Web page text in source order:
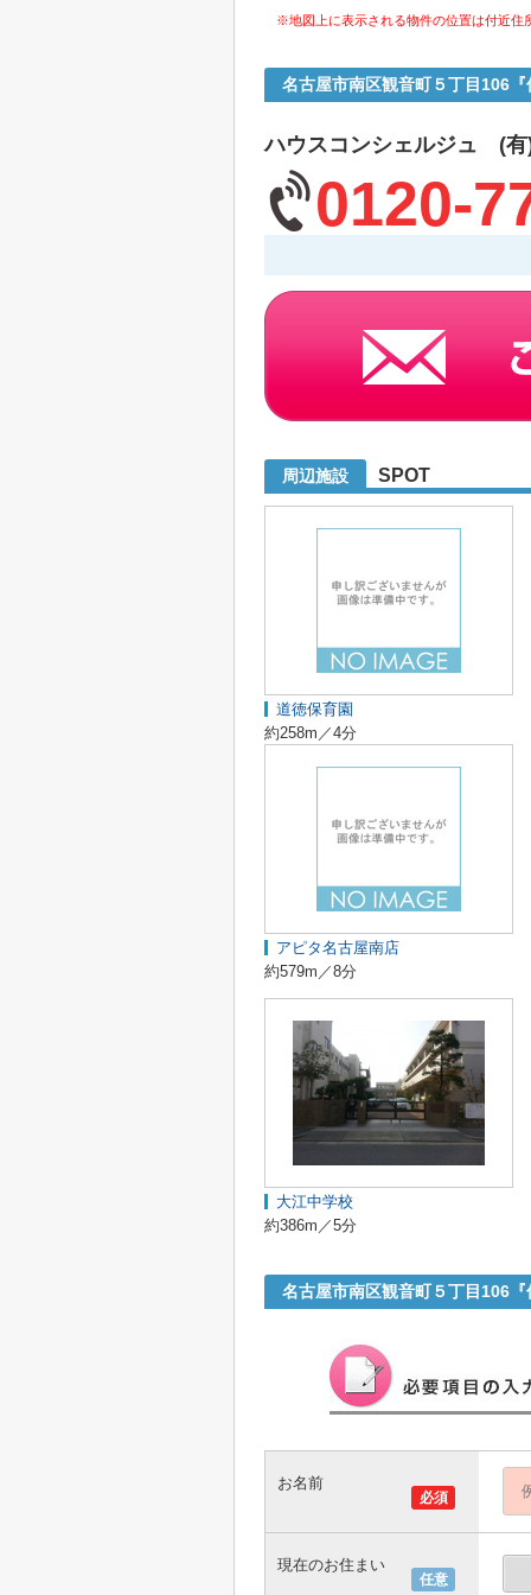
※地図上に表示される物件の位置は付近住
名古屋市南区観音町５丁目106
ハウスコンシェルジュ (有
0120-
周辺施設 SPOT
道徳保育園
約258m／4分
アピタ名古屋南店
約579m／8分
大江中学校
約386m／5分
名古屋市南区観音町５丁目106
必須
お名前
任意
現在のお住まい